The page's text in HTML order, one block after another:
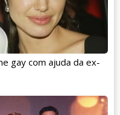
gay com ajuda da ex-